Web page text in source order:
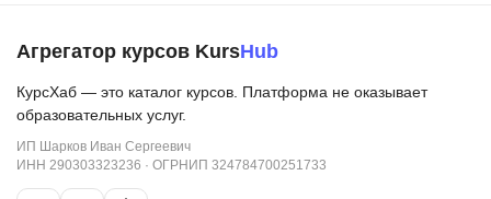
Агрегатор курсов KursHub
КурсХаб — это каталог курсов. Платформа не оказывает
образовательных услуг.
ИП Шарков Иван Сергеевич
ИНН 290303323236 · ОГРНИП 324784700251733